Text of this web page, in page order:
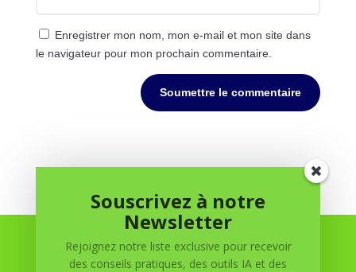
Enregistrer mon nom, mon e-mail et mon site dans
le navigateur pour mon prochain commentaire.
Soumettre le commentaire
Souscrivez à notre
Newsletter
Rejoignez notre liste exclusive pour recevoir
des conseils pratiques, des outils IA et des